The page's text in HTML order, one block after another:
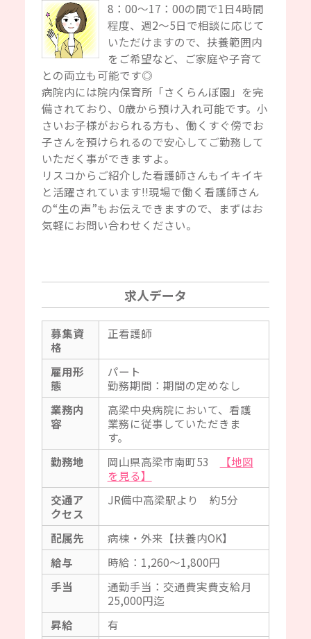
8：00～17：00の間で1日4時間
程度、週2～5日で相談に応じて
いただけますので、扶養範囲内
をご希望など、ご家庭や子育て
との両立も可能です◎
病院内には院内保育所「さくらんぼ園」を完
備されており、0歳から預け入れ可能です。小
さいお子様がおられる方も、働くすぐ傍でお
子さんを預けられるので安心してご勤務して
いただく事ができますよ。
リスコからご紹介した看護師さんもイキイキ
と活躍されています‼現場で働く看護師さん
の“生の声”もお伝えできますので、まずはお
気軽にお問い合わせください。
求人データ
募集資
格
正看護師
雇用形
態
パート
勤務期間：期間の定めなし
業務内
容
高梁中央病院において、看護
業務に従事していただきま
す。
勤務地
岡山県高梁市南町53
【地図
を見る】
交通ア
クセス
JR備中高梁駅より 約5分
配属先
病棟・外来【扶養内OK】
給与
時給：1,260～1,800円
手当
通勤手当：交通費実費支給月
25,000円迄
昇給
有